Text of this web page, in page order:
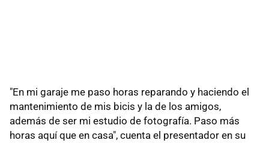
"En mi garaje me paso horas reparando y haciendo el
mantenimiento de mis bicis y la de los amigos,
además de ser mi estudio de fotografía. Paso más
horas aquí que en casa", cuenta el presentador en su